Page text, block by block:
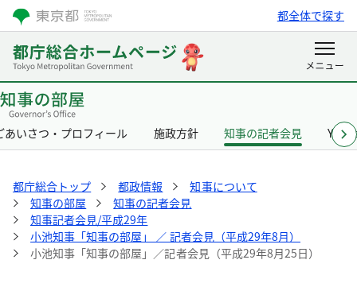
都全体で探す
あいさつ・プロフィール 施政方針 知事の記者会見
都庁総合トップ 都政情報
知事について
知事の部屋
知事の記者会見
知事記者会見/平成29年
小池知事「知事の部屋」 ／ 記者会見（平成29年8月）
小池知事「知事の部屋」／記者会見（平成29年8月25日）